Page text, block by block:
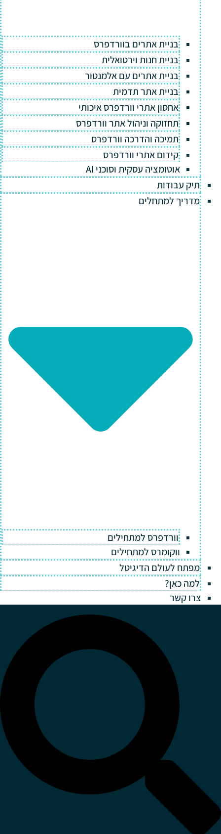
בניית אתרים בוורדפרס
בניית חנות וירטואלית
בניית אתרים עם אלמנטור
בניית אתר תדמית
אחסון אתרי וורדפרס איכותי
תחזוקה וניהול אתר וורדפרס
תמיכה והדרכה וורדפרס
קידום אתרי וורדפרס
אוטומציה עסקית וסוכני AI
תיק עבודות
מדריך למתחלים
וורדפרס למתחילים
ווקומרס למתחילים
מפתח לעולם הדיגיטל
למה כאן?
צרו קשר